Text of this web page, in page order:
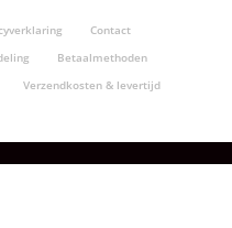
Contact
Betaalmethoden
Verzendkosten & levertijd